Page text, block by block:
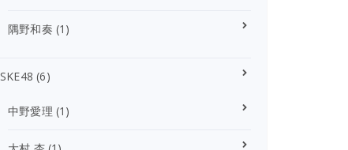
隅野和奏 (1)
SKE48 (6)
中野愛理 (1)